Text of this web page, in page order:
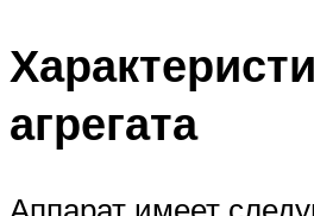
агрегата